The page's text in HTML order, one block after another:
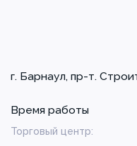
г. Барнаул, пр-т.
Время работы
Торговый центр: